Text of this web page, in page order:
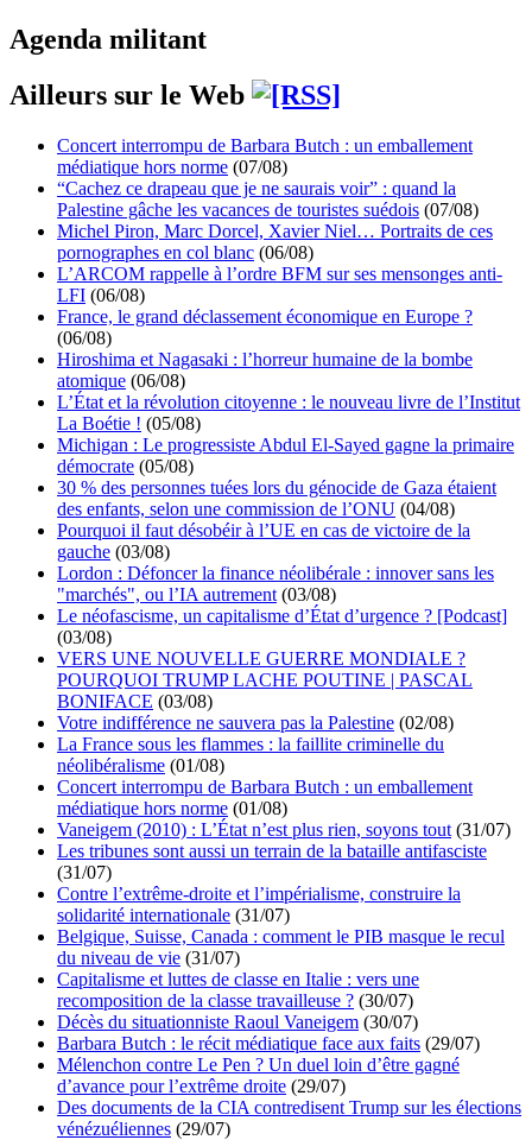
Agenda militant
Ailleurs sur le Web
Concert interrompu de Barbara Butch : un emballement
médiatique hors norme (07/08)
“Cachez ce drapeau que je ne saurais voir” : quand la
Palestine gâche les vacances de touristes suédois (07/08)
Michel Piron, Marc Dorcel, Xavier Niel… Portraits de ces
pornographes en col blanc (06/08)
L’ARCOM rappelle à l’ordre BFM sur ses mensonges anti-
LFI (06/08)
France, le grand déclassement économique en Europe ?
(06/08)
Hiroshima et Nagasaki : l’horreur humaine de la bombe
atomique (06/08)
L’État et la révolution citoyenne : le nouveau livre de l’Institut
La Boétie ! (05/08)
Michigan : Le progressiste Abdul El-Sayed gagne la primaire
démocrate (05/08)
30 % des personnes tuées lors du génocide de Gaza étaient
des enfants, selon une commission de l’ONU (04/08)
Pourquoi il faut désobéir à l’UE en cas de victoire de la
gauche (03/08)
Lordon : Défoncer la finance néolibérale : innover sans les
"marchés", ou l’IA autrement (03/08)
Le néofascisme, un capitalisme d’État d’urgence ? [Podcast]
(03/08)
VERS UNE NOUVELLE GUERRE MONDIALE ?
POURQUOI TRUMP LACHE POUTINE | PASCAL
BONIFACE (03/08)
Votre indifférence ne sauvera pas la Palestine (02/08)
La France sous les flammes : la faillite criminelle du
néolibéralisme (01/08)
Concert interrompu de Barbara Butch : un emballement
médiatique hors norme (01/08)
Vaneigem (2010) : L’État n’est plus rien, soyons tout (31/07)
Les tribunes sont aussi un terrain de la bataille antifasciste
(31/07)
Contre l’extrême-droite et l’impérialisme, construire la
solidarité internationale (31/07)
Belgique, Suisse, Canada : comment le PIB masque le recul
du niveau de vie (31/07)
Capitalisme et luttes de classe en Italie : vers une
recomposition de la classe travailleuse ? (30/07)
Décès du situationniste Raoul Vaneigem (30/07)
Barbara Butch : le récit médiatique face aux faits (29/07)
Mélenchon contre Le Pen ? Un duel loin d’être gagné
d’avance pour l’extrême droite (29/07)
Des documents de la CIA contredisent Trump sur les élections
vénézuéliennes (29/07)